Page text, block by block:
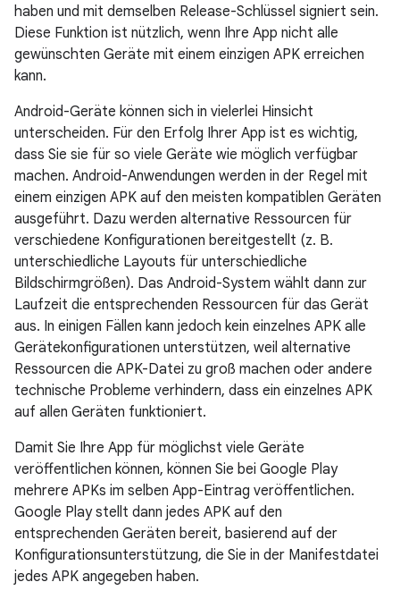
haben und mit demselben Release-Schlüssel signiert sein.
Diese Funktion ist nützlich, wenn Ihre App nicht alle
gewünschten Geräte mit einem einzigen APK erreichen
kann.
Android-Geräte können sich in vielerlei Hinsicht
unterscheiden. Für den Erfolg Ihrer App ist es wichtig,
dass Sie sie für so viele Geräte wie möglich verfügbar
machen. Android-Anwendungen werden in der Regel mit
einem einzigen APK auf den meisten kompatiblen Geräten
ausgeführt. Dazu werden alternative Ressourcen für
verschiedene Konfigurationen bereitgestellt (z. B.
unterschiedliche Layouts für unterschiedliche
Bildschirmgrößen). Das Android-System wählt dann zur
Laufzeit die entsprechenden Ressourcen für das Gerät
aus. In einigen Fällen kann jedoch kein einzelnes APK alle
Gerätekonfigurationen unterstützen, weil alternative
Ressourcen die APK-Datei zu groß machen oder andere
technische Probleme verhindern, dass ein einzelnes APK
auf allen Geräten funktioniert.
Damit Sie Ihre App für möglichst viele Geräte
veröffentlichen können, können Sie bei Google Play
mehrere APKs im selben App-Eintrag veröffentlichen.
Google Play stellt dann jedes APK auf den
entsprechenden Geräten bereit, basierend auf der
Konfigurationsunterstützung, die Sie in der Manifestdatei
jedes APK angegeben haben.